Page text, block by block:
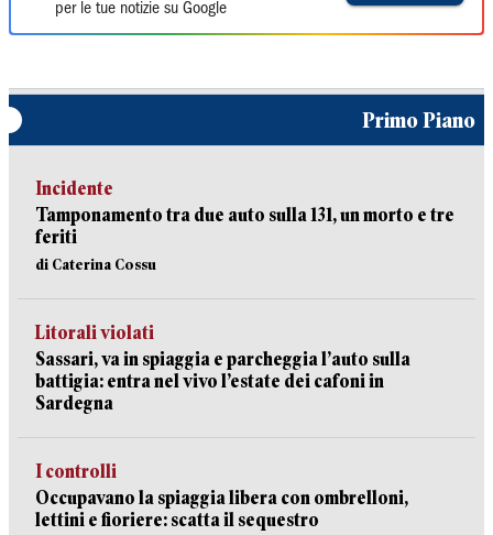
per le tue notizie su Google
Primo Piano
Incidente
Tamponamento tra due auto sulla 131, un morto e tre
feriti
di Caterina Cossu
Litorali violati
Sassari, va in spiaggia e parcheggia l’auto sulla
battigia: entra nel vivo l’estate dei cafoni in
Sardegna
I controlli
Occupavano la spiaggia libera con ombrelloni,
lettini e fioriere: scatta il sequestro